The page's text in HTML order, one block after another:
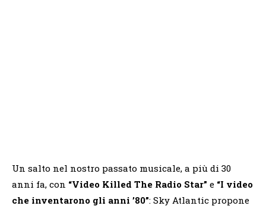
Un salto nel nostro passato musicale, a più di 30
anni fa, con “Video Killed The Radio Star” e “I video
che inventarono gli anni ’80”: Sky Atlantic propone